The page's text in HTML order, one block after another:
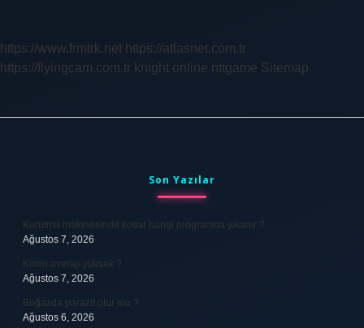
https://www.frmtrk.net https://atlasnet.com.tr
https://flyingcam.com.tr knight online nttgame Sitemap
Son Yazılar
Kurutma makinesinde kotlar hangi programda yıkanır ?
Ağustos 7, 2026
Kimin averajı yüksek ?
Ağustos 7, 2026
Boğazda parazit olur mu ?
Ağustos 6, 2026